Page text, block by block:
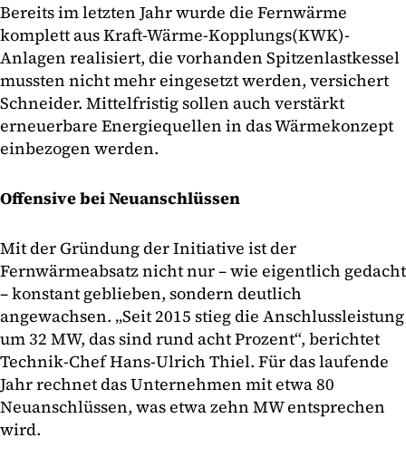
Bereits im letzten Jahr wurde die Fernwärme
komplett aus Kraft-Wärme-Kopplungs(KWK)-
Anlagen realisiert, die vorhanden Spitzenlastkessel
mussten nicht mehr eingesetzt werden, versichert
Schneider. Mittelfristig sollen auch verstärkt
erneuerbare Energiequellen in das Wärmekonzept
einbezogen werden.
Offensive bei Neuanschlüssen
Mit der Gründung der Initiative ist der
Fernwärmeabsatz nicht nur – wie eigentlich gedacht
– konstant geblieben, sondern deutlich
angewachsen. „Seit 2015 stieg die Anschlussleistung
um 32 MW, das sind rund acht Prozent“, berichtet
Technik-Chef Hans-Ulrich Thiel. Für das laufende
Jahr rechnet das Unternehmen mit etwa 80
Neuanschlüssen, was etwa zehn MW entsprechen
wird.